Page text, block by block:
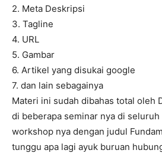
2. Meta Deskripsi
3. Tagline
4. URL
5. Gambar
6. Artikel yang disukai google
7. dan lain sebagainya
Materi ini sudah dibahas total oleh
di beberapa seminar nya di
workshop nya dengan judul
tunggu apa lagi ayuk buruan